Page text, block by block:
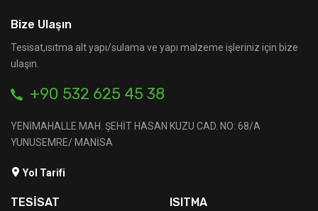
Bize Ulaşın
Tesisat,ısıtma alt yapı/sulama ve yapı malzeme işleriniz için bize
ulaşın.
+90 532 625 45 38
YENİMAHALLE MAH. ŞEHİT HASAN KUZU CAD. NO: 68/A
YUNUSEMRE/ MANİSA
Yol Tarifi
TESİSAT ISITMA